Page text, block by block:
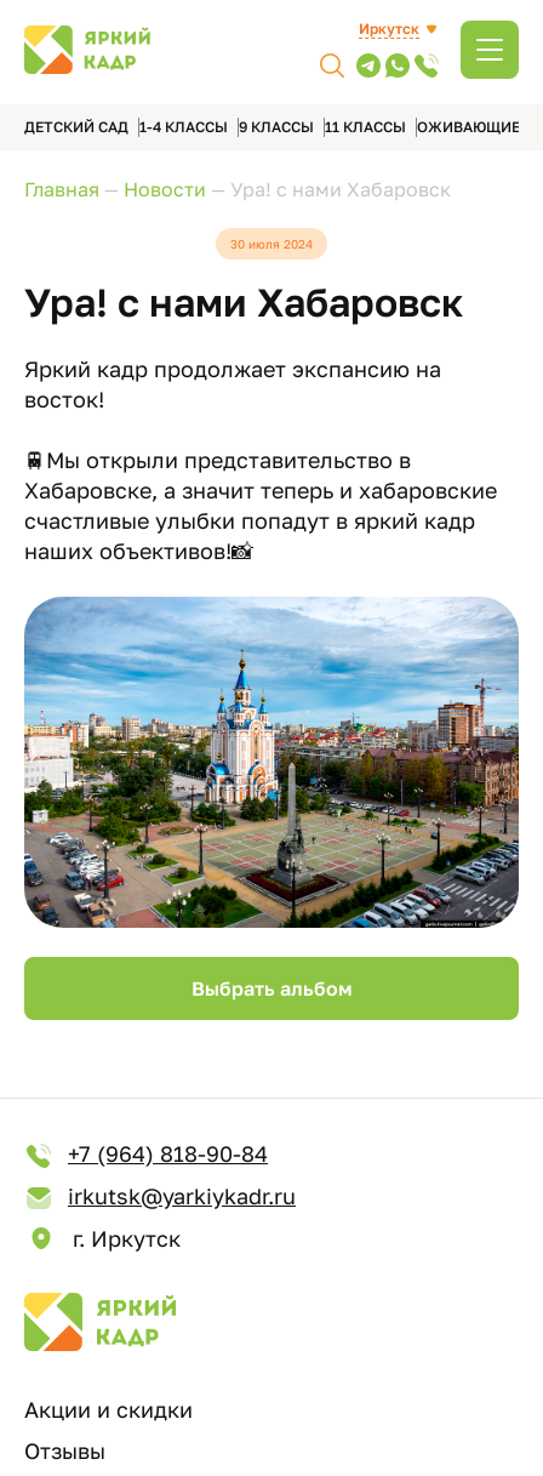
Иркутск
ДЕТСКИЙ САД 1-4 КЛАССЫ 9 КЛАССЫ 11 КЛАССЫ ОЖИВАЮЩИЕ
Главная — Новости — Ура! с нами Хабаровск
30 июля 2024
Ура! с нами Хабаровск
Яркий кадр продолжает экспансию на
восток!
🚆Мы открыли представительство в
Хабаровске, а значит теперь и хабаровские
счастливые улыбки попадут в яркий кадр
наших объективов!📸
Выбрать альбом
+7 (964) 818-90-84
irkutsk@yarkiykadr.ru
г. Иркутск
Акции и скидки
Отзывы